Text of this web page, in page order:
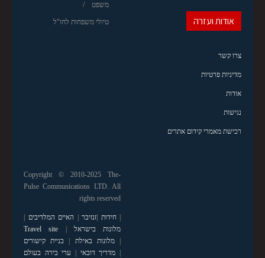
משפט
טיולי משפחות לחו"ל אודות ועזרה
צרו קשר
מדיניות פרטיות
אודות
נגישות
רכישת מאמרי קידום אתרים
Copyright © 2010-2025 The-
Pulse Communications LTD. All
rights reserved
|חידות זנזיבר האיים המלדיבים
מלונות בישראל
Travel site
|מלונות באילת
בניית קישורים
מדריך דובאי
ערי בירה בעולם